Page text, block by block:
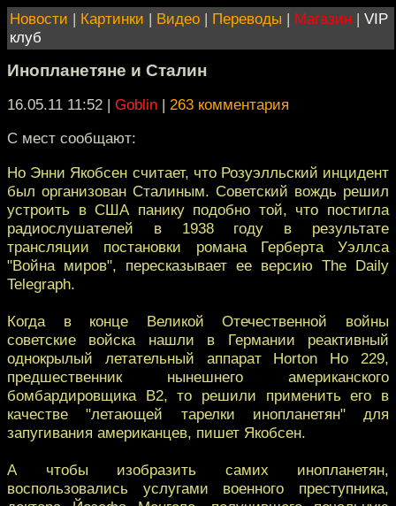
Новости | Картинки | Видео | Переводы | Магазин | VIP
клуб
Инопланетяне и Сталин
16.05.11 11:52 | Goblin | 263 комментария
С мест сообщают:
Но Энни Якобсен считает, что Розуэлльский инцидент
был организован Сталиным. Советский вождь решил
устроить в США панику подобно той, что постигла
радиослушателей в 1938 году в результате
трансляции постановки романа Герберта Уэллса
"Война миров", пересказывает ее версию The Daily
Telegraph.
Когда в конце Великой Отечественной войны
советские войска нашли в Германии реактивный
однокрылый летательный аппарат Horton Ho 229,
предшественник нынешнего американского
бомбардировщика B2, то решили применить его в
качестве "летающей тарелки инопланетян" для
запугивания американцев, пишет Якобсен.
А чтобы изобразить самих инопланетян,
воспользовались услугами военного преступника,